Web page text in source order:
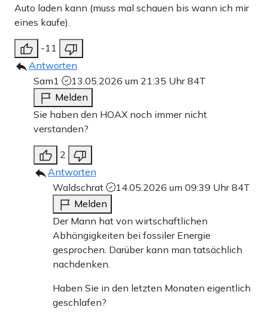
Auto laden kann (muss mal schauen bis wann ich mir
eines kaufe).
-11
Antworten
Sam1
13.05.2026 um 21:35 Uhr84T
Melden
Sie haben den HOAX noch immer nicht
verstanden?
2
Antworten
Waldschrat
14.05.2026 um 09:39 Uhr84T
Melden
Der Mann hat von wirtschaftlichen
Abhängigkeiten bei fossiler Energie
gesprochen. Darüber kann man tatsächlich
nachdenken.
Haben Sie in den letzten Monaten eigentlich
geschlafen?